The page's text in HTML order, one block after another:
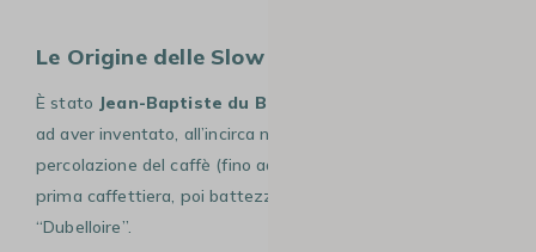
Le Origine delle Slow Coffee
È stato Jean-Baptiste du Belloy,
ad aver inventato, all’incirca nel 1800, il sistema di
percolazione del caffè (fino ad allora infuso) e anche la
prima caffettiera, poi battezzata in suo nome
“Dubelloire”.